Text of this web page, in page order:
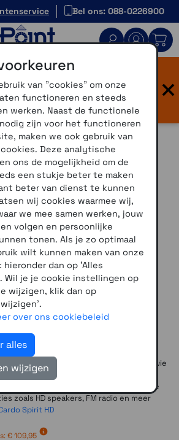
Bel ons: 088-0226900
Onze website heeft
Dezelfde vertrouwde
dan in een modern jasje.
nieuw is.
×
>Motorcommunicatie > Cardo
Single
van Cardo. Een prima set voor wie
communiceren (op korte afstand), maar
je navigatiesysteem en/of telefoon te
zoals HD speakers, FM radio en meer
Spirit HD
€ 109,95
van "cookies" om onze
functioneren en steeds
werken. Naast de functionele
zijn voor het functioneren
maken we ook gebruik van
Deze analytische
ons de mogelijkheid om de
een stukje beter te maken
beter van dienst te kunnen
wij cookies waarmee wij,
we mee samen werken, jouw
volgen en persoonlijke
tonen. Als je zo optimaal
wilt kunnen maken van onze
dan op 'Alles
Wil je je cookie instellingen op
wijzigen, klik dan op
over ons cookiebeleid
alles
wijzigen